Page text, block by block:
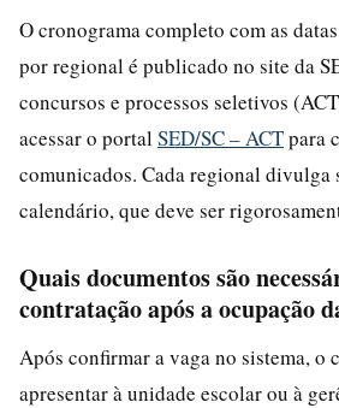
O cronograma completo com as
por regional é publicado no site da
concursos e processos seletivos
acessar o portal SED/SC – ACTpara
comunicados. Cada regional divulga
calendário, que deve ser
Quais documentos são
contratação após a ocupação
Após confirmar a vaga no sistema, o
apresentar à unidade escolar ou à